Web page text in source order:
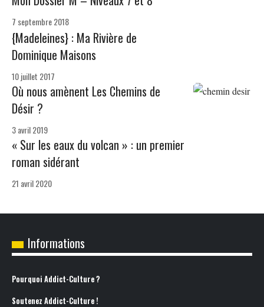
7 septembre 2018
{Madeleines} : Ma Rivière de
Dominique Maisons
10 juillet 2017
Où nous amènent Les Chemins de
Désir ?
3 avril 2019
« Sur les eaux du volcan » : un premier
roman sidérant
21 avril 2020
Informations
Pourquoi Addict-Culture ?
Soutenez Addict-Culture !